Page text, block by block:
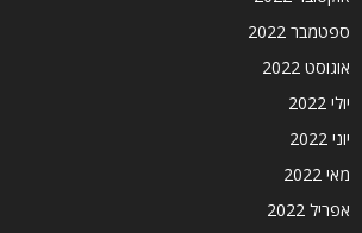
ספטמבר 2022
אוגוסט 2022
יולי 2022
יוני 2022
מאי 2022
אפריל 2022